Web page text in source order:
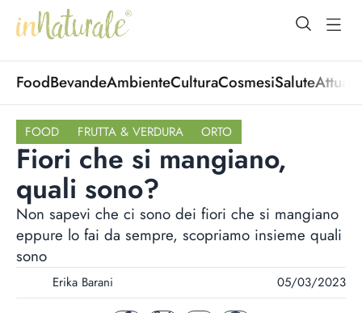
open
FoodBevandeAmbienteCulturaCosmesiSalute
FOOD FRUTTA & VERDURA ORTO
Fiori che si mangiano,
quali sono?
Non sapevi che ci sono dei fiori che si mangiano
eppure lo fai da sempre, scopriamo insieme quali
sono
Erika Barani 05/03/2023